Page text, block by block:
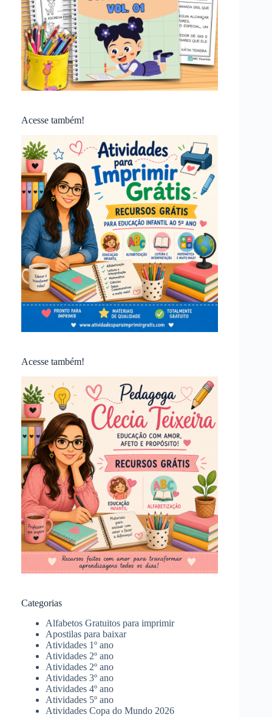
Acesse também!
Acesse também!
Categorias
Alfabetos Gratuitos para imprimir
Apostilas para baixar
Atividades 1º ano
Atividades 2º ano
Atividades 2º ano
Atividades 3º ano
Atividades 4º ano
Atividades 5º ano
Atividades Copa do Mundo 2026